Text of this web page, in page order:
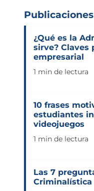
¿Qué es la
sirve? Claves
empresarial
1 min de lectura
10 frases
estudiantes
videojuegos
1 min de lectura
Las 7
Criminalística